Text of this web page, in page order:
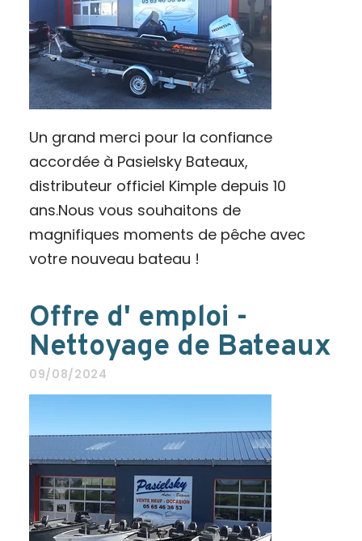
Un grand merci pour la confiance
accordée à Pasielsky Bateaux,
distributeur officiel Kimple depuis 10
ans.Nous vous souhaitons de
magnifiques moments de pêche avec
votre nouveau bateau !
Offre d' emploi -
Nettoyage de Bateaux
09/08/2024